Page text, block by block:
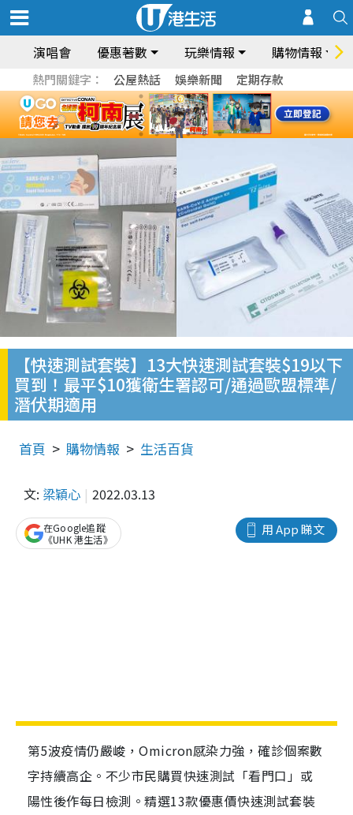
演唱會 優惠著數 玩樂情報 購物情報
熱門關鍵字： 公屋熱話 娛樂新聞 定期存款
【快速測試套裝】13大快速測試套裝$19以下
買到！最平$10獲衛生署認可/通過歐盟標準/
潛伏期適用
首頁 購物情報 生活百貨
文: 梁穎心 2022.03.13
用 App 睇文
在Google追蹤
《UHK 港生活》
第5波疫情仍嚴峻，Omicron感染力強，確診個案數
字持續高企。不少市民購買快速測試「看門口」或
陽性後作每日檢測。精選13款優惠價快速測試套裝